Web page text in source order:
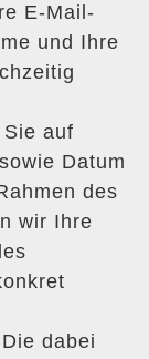
E-Mail-
und Ihre
auf
Datum
des
wir Ihre
dabei